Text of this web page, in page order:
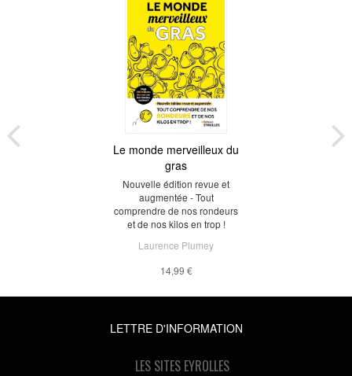
Le monde merveilleux du
gras
Nouvelle édition revue et
augmentée - Tout
comprendre de nos rondeurs
et de nos kilos en trop !
Laurence Plumey
14,99 €
LETTRE D'INFORMATION
LES SITES EYROLLES